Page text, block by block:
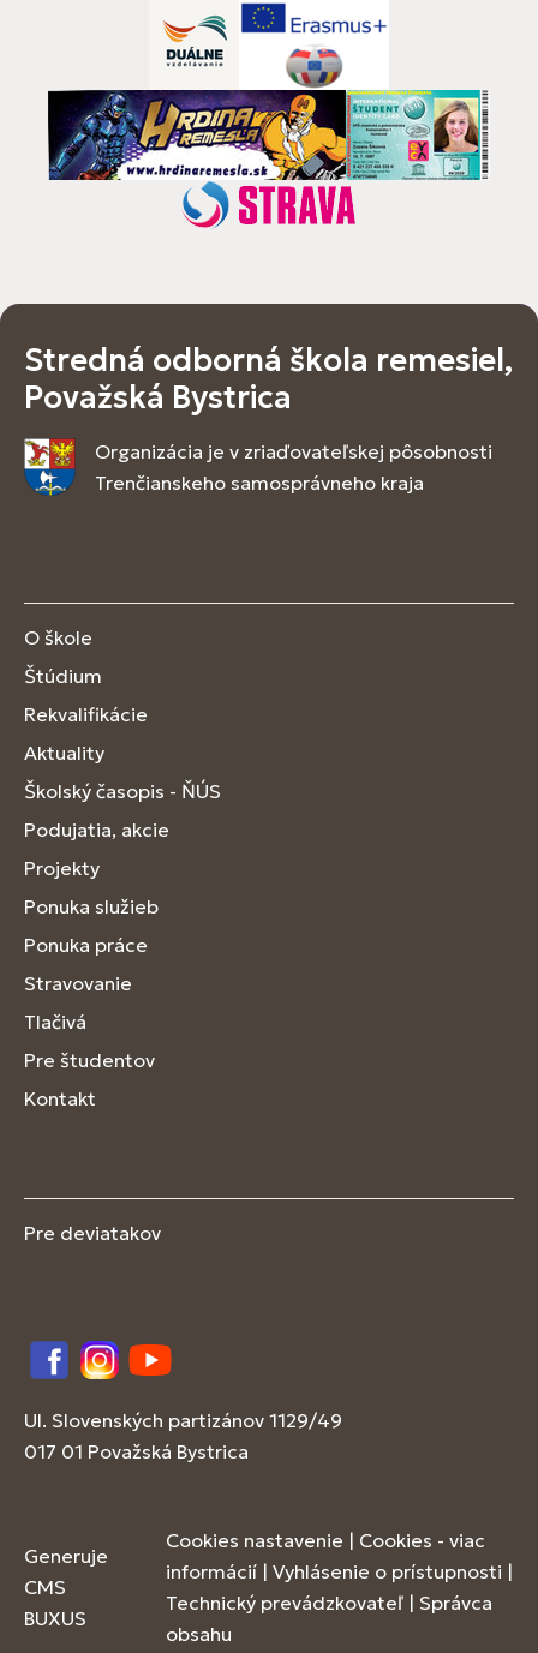
Stredná odborná škola remesiel,
Považská Bystrica
Organizácia je v zriaďovateľskej pôsobnosti
Trenčianskeho samosprávneho kraja
O škole
Štúdium
Rekvalifikácie
Aktuality
Školský časopis - ŇÚS
Podujatia, akcie
Projekty
Ponuka služieb
Ponuka práce
Stravovanie
Tlačivá
Pre študentov
Kontakt
Pre deviatakov
FacebookInstagram
YouTube
Ul. Slovenských partizánov 1129/49
017 01 Považská Bystrica
Generuje
CMS
BUXUS
Cookies nastavenie | Cookies - viac
informácií | Vyhlásenie o prístupnosti |
Technický prevádzkovateľ | Správca
obsahu